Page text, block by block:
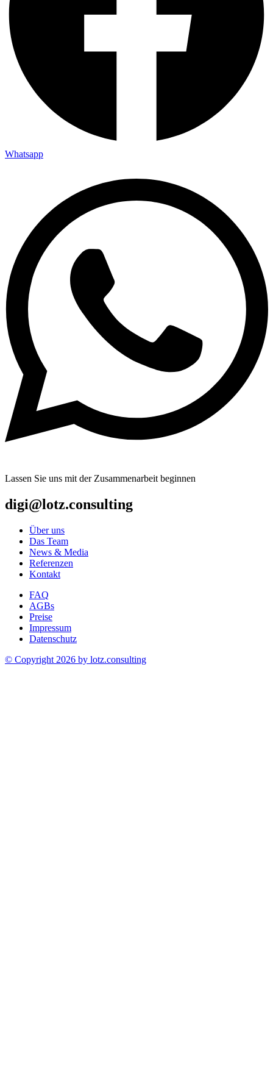
Whatsapp
Lassen Sie uns mit der Zusammenarbeit beginnen
digi@lotz.consulting
Über uns
Das Team
News & Media
Referenzen
Kontakt
FAQ
AGBs
Preise
Impressum
Datenschutz
© Copyright 2026 by lotz.consulting